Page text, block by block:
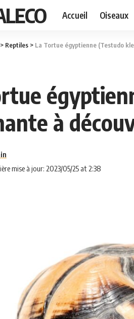
Accueil Oiseaux
> Reptiles > La Tortue égyptienne (Testudo
à
mise à jour: 2023/05/25 at 2:38